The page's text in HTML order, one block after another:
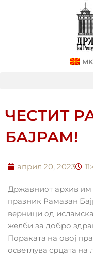
MK
ЧЕСТИТ
БАЈРАМ!
април 20, 2023
Државниот архив им
празник Рамазан
верници од
желби за добро
Пораката на овој
осветлува срцата на